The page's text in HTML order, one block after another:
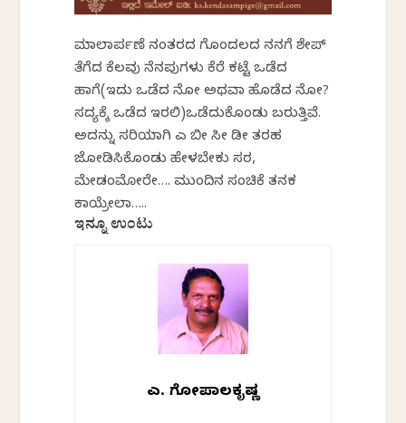
ಮಾಲಾರ್ಪಣೆ ನಂತರದ ಗೊಂದಲದ ನನಗೆ ಶೇಪ್
ತೆಗೆದ ಕೆಲವು ನೆನಪುಗಳು ಕೆರೆ ಕಟ್ಟೆ ಒಡೆದ
ಹಾಗೆ(ಇದು ಒಡೆದ ನೋ ಅಥವಾ ಹೊಡೆದ ನೋ?
ಸದ್ಯಕ್ಕೆ ಒಡೆದ ಇರಲಿ)ಒಡೆದುಕೊಂಡು ಬರುತ್ತಿವೆ.
ಅದನ್ನು ಸರಿಯಾಗಿ ಎ ಬೀ ಸೀ ಡೀ ತರಹ
ಜೋಡಿಸಿಕೊಂಡು ಹೇಳಬೇಕು ಸರ,
ಮೇಡಂಮೋರೇ…. ಮುಂದಿನ ಸಂಚಿಕೆ ತನಕ
ಕಾಯ್ರೇಲಾ…..
ಇನ್ನೂ ಉಂಟು
ಎಚ್. ಗೋಪಾಲಕೃಷ್ಣ